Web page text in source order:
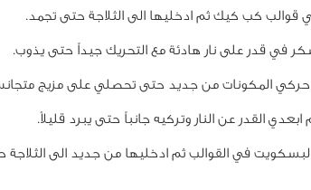
كب كيك ثم ادخليها الى الثلاجة حتى تجمد.
في قدر على نار هادئة مع التحريك جيداً حتى يذوب.
المكونات من جديد حتى تحصلي على مزيج
القدر عن النار وتركيه جانباً حتى يبرد قليلاً.
في القوالب ثم ادخليها من جديد الى